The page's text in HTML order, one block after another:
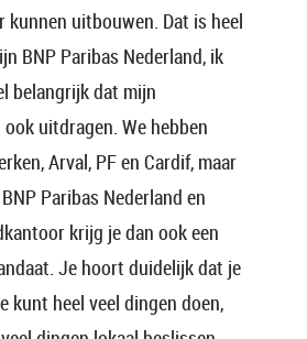
kunnen uitbouwen. Dat is heel
BNP Paribas Nederland, ik
belangrijk dat mijn
uitdragen. We hebben
Arval, PF en Cardif, maar
Paribas Nederland en
krijg je dan ook een
Je hoort duidelijk dat je
kunt heel veel dingen doen,